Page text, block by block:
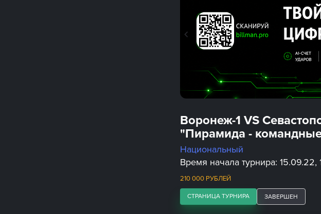
Воронеж-1 VS
"Пирамида -
Национальный
Время начала турнира: 15.09.22,
210 000 РУБЛЕЙ
СТРАНИЦА ТУРНИРА ЗАВЕРШЕН